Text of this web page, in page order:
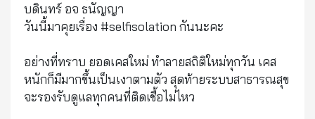
บดินทร์ อจ ธนัญญา
วันนี้มาคุยเรื่อง #selfisolation กันนะคะ
อย่างที่ทราบ ยอดเคสใหม่ ทำลายสถิติใหม่ทุกวัน เคส
หนักก็มีมากขึ้นเป็นเงาตามตัว สุดท้ายระบบสาธารณสุข
จะรองรับดูแลทุกคนที่ติดเชื้อไม่ไหว